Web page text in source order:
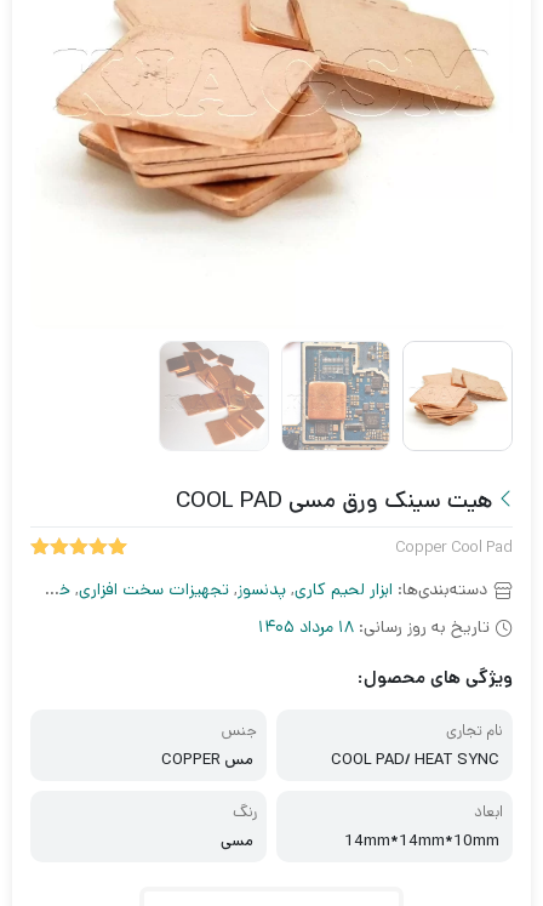
هیت سینک ورق مسی COOL PAD
Copper Cool Pad
از 5 امتیاز دسته‌بندی‌ها: ابزار لحیم کاری, پدنسوز, تجهیزات سخت افزاری, خمیر سیلیکون
تاریخ به روز رسانی: 18 مرداد 1405
ویژگی های محصول:
نام تجاری
COOL PAD/ HEAT SYNC
جنس
مس COPPER
ابعاد
14mm*14mm*10mm
رنگ
مسی